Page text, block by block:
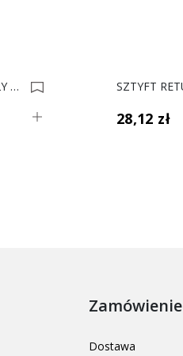
SZTYFT RETUSZERSKI BIAŁY ZIMNY RAL9016 890101 *** 0019764
28,12 zł
Zamówienie
Dostawa